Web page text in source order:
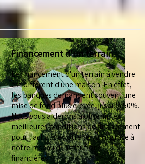
Financement d'un terrain
Le financement d'un terrain à vendre
est différent d'une maison. En effet,
les banques demandent souvent une
mise de fond plus élevée, jusqu'à 50%.
Nous vous aiderons à obtenir les
meilleures conditions de financement
pour l'achat de votre terrain, grâce à
notre réseau d'institutions
financières.